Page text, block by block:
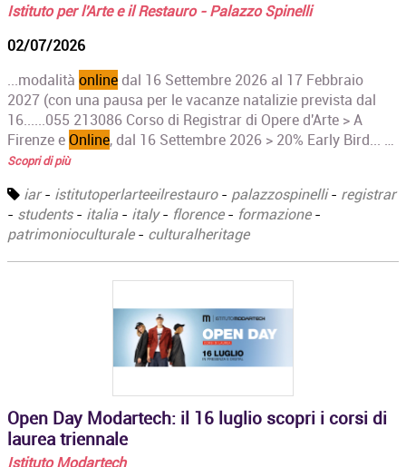
Istituto per l'Arte e il Restauro - Palazzo Spinelli
02/07/2026
...modalitàonlinedal 16 Settembre 2026 al 17 Febbraio
2027 (con una pausa per le vacanze natalizie prevista dal
16......055 213086 Corso di Registrar di Opere d'Arte > A
Firenze eOnline, dal 16 Settembre 2026 > 20% Early Bird... …
Scopri di più
iar- istitutoperlarteeilrestauro- palazzospinelli- registrar
- students- italia- italy- florence- formazione-
patrimonioculturale- culturalheritage
Open Day Modartech: il 16 luglio scopri i corsi di
laurea triennale
Istituto Modartech